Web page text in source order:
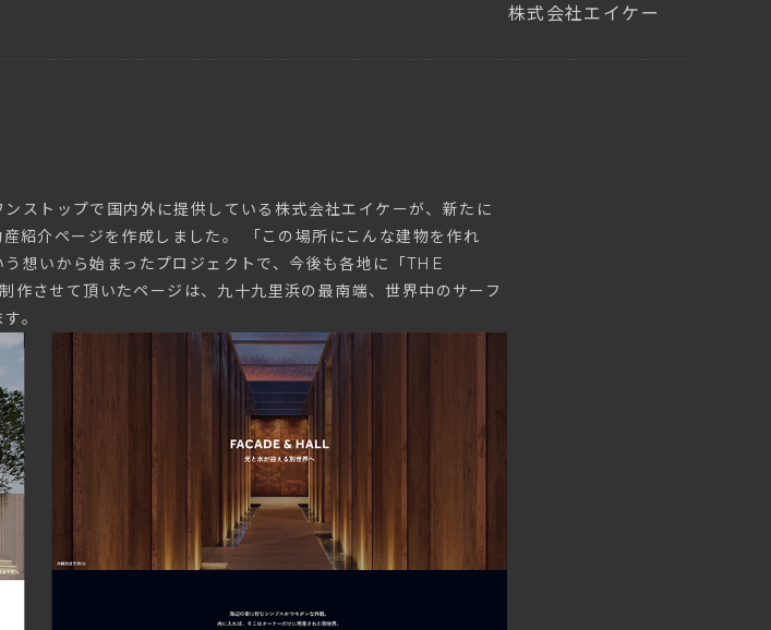
株式会社エイケー
ストップで国内外に提供している株式会社エイケーが、新たに
介ページを作成しました。 「この場所にこんな建物を作れ
想いから始まったプロジェクトで、今後も各地に「THE
させて頂いたページは、九十九里浜の最南端、世界中のサーフ
。